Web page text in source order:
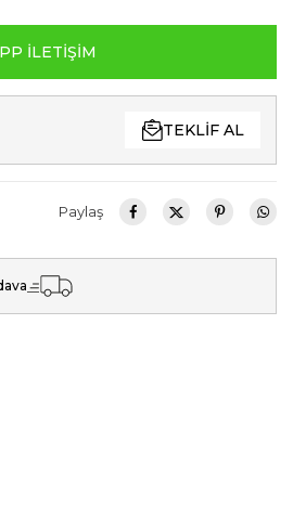
İLETIŞIM
TEKLIF AL
Paylaş